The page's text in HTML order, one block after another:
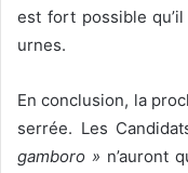
est fort possible
urnes.
En conclusion, la
serrée. Les
gamboro » n’auront